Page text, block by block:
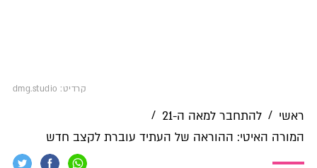
קרדיט: dmg.studio
ראשי / להתחבר למאה ה-21
/
המורה האיטי: ההוראה של העתיד עוברת לקצב חדש